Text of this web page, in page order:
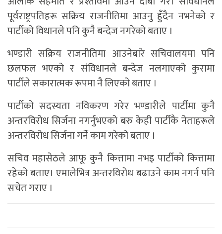
पूर्वराष्ट्रपतिहरू सक्रिय राजनीतिमा आउनु हुँदैन नभनेको र
पार्टीको विधानले पनि कुनै बन्देज नगरेको बताए ।
भण्डारी सक्रिय राजनीतिमा आउनेबारे सचिवालयमा पनि
छलफल भएको र संविधानले बन्देज नलगाएको कुरामा
पार्टीले सकारात्मक रूपमा नै लिएको बताए ।
पार्टीको सदस्यता नविकरण गरेर भण्डारीले पार्टीमा कुनै
अन्तरविरोध सिर्जना नगर्नुभएको बरु केही पार्टीकै नेताहरूले
अन्तरविरोध सिर्जना गर्ने काम गरेको बताए ।
सचिव महासेठले आफू कुनै कित्तामा नभइ पार्टीको कित्तामा
रहेको बताए। एमालेभित्र अन्तरविरोध बढाउने काम नगर्न पनि
सचेत गराए ।